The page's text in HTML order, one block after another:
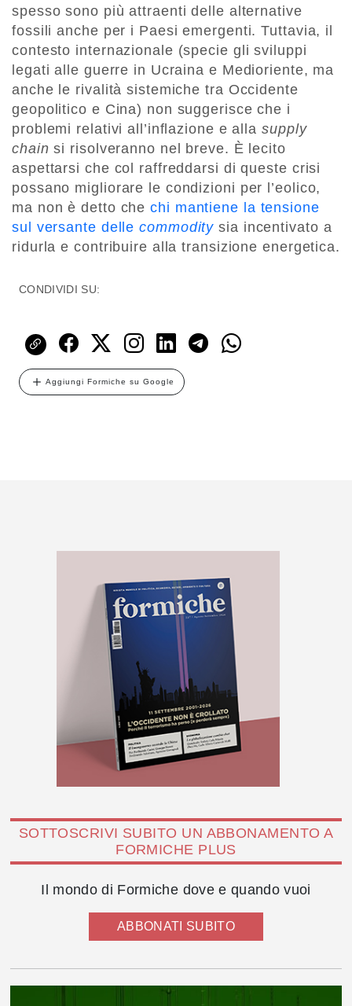
spesso sono più attraenti delle alternative
fossili anche per i Paesi emergenti. Tuttavia, il
contesto internazionale (specie gli sviluppi
legati alle guerre in Ucraina e Medioriente, ma
anche le rivalità sistemiche tra Occidente
geopolitico e Cina) non suggerisce che i
problemi relativi all’inflazione e alla supply
chain si risolveranno nel breve. È lecito
aspettarsi che col raffreddarsi di queste crisi
possano migliorare le condizioni per l’eolico,
ma non è detto chechi mantiene la tensione
sul versante dellecommodity sia incentivato a
ridurla e contribuire alla transizione energetica.
CONDIVIDI SU:
Aggiungi Formiche su Google
SOTTOSCRIVI SUBITO UN ABBONAMENTO A
FORMICHE PLUS
Il mondo di Formiche dove e quando vuoi
ABBONATI SUBITO